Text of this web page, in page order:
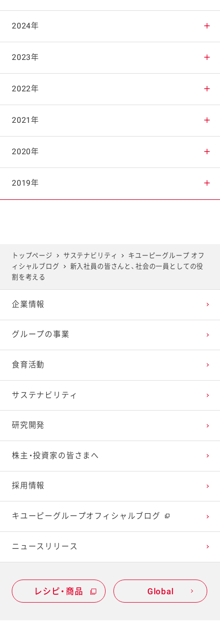
2025年12月
2025年11月
2025年10月
2025年9月
2025年8月
2025年7月
2025年4月
2025年3月
2025年2月
2024年
2024年12月
2024年11月
2024年10月
2024年9月
2024年8月
2024年5月
2024年4月
2024年3月
2023年
2023年12月
2023年11月
2023年10月
2023年9月
2023年6月
2023年5月
2023年4月
2022年
2022年12月
2022年11月
2022年10月
2022年7月
2022年6月
2022年5月
2021年
2021年12月
2021年11月
2021年8月
2021年7月
2021年6月
2020年
2020年12月
2020年9月
2020年8月
2020年7月
2019年
2019年10月
2019年9月
2019年8月
トップページ サステナビリティ
キユーピーグループ オフ
ィシャルブログ
新入社員の皆さんと、社会の一員としての役
割を考える
企業情報
グループの事業
食育活動
サステナビリティ
研究開発
株主・投資家の皆さまへ
採用情報
キユーピーグループオフィシャルブログ
ニュースリリース
レシピ・商品 Global